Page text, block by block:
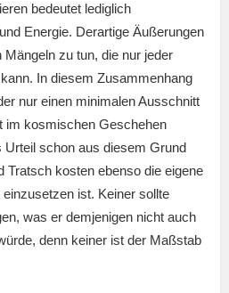
bedeutet lediglich
Energie. Derartige Äußerungen
zu tun, die nur jeder
In diesem Zusammenhang
nur einen minimalen Ausschnitt
im kosmischen Geschehen
schon aus diesem Grund
Tratsch kosten ebenso die eigene
ist. Keiner sollte
was er demjenigen nicht auch
denn keiner ist der Maßstab